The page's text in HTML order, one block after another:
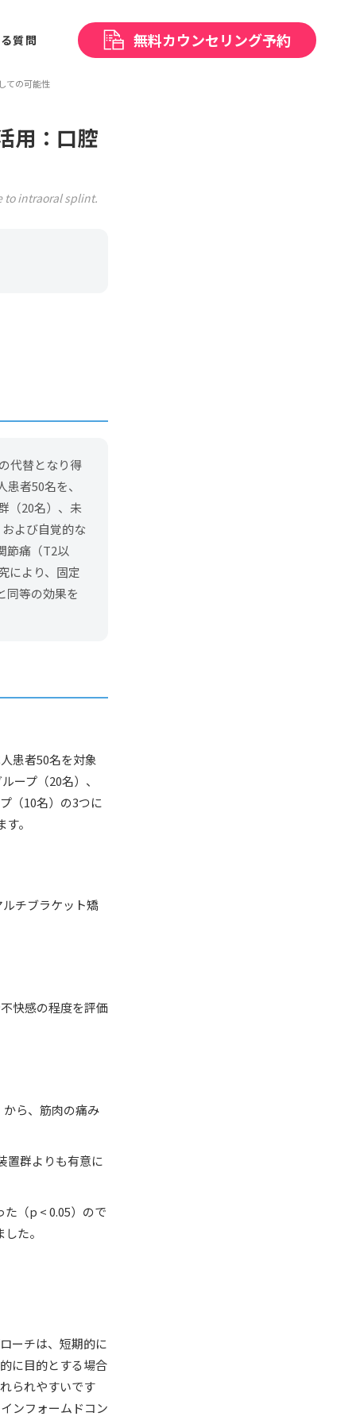
質問 無料カウンセリング予約
ての可能性
用：口腔
to intraoral splint.
代替となり得
者50名を、
（20名）、未
よび自覚的な
節痛（T2以
により、固定
同等の効果を
患者50名を対象
ープ（20名）、
（10名）の3つに
。
チブラケット矯
快感の程度を評価
ら、筋肉の痛み
置群よりも有意に
（p < 0.05）ので
た。
ーチは、短期的に
に目的とする場合
られやすいです
ンフォームドコン